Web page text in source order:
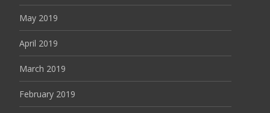
May 2019
April 2019
March 2019
February 2019